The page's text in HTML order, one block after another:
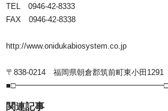
TEL 0946-42-8333
FAX 0946-42-8338
http://www.onidukabiosystem.co.jp
〒838-0214 福岡県朝倉郡筑前町東小田1291
関連記事